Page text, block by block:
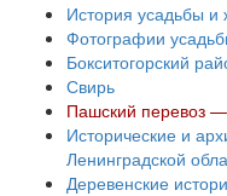
История усадьбы и
Фотографии
Бокситогорский
Свирь
Пашский перевоз
Исторические и
Ленинградской
Деревенские